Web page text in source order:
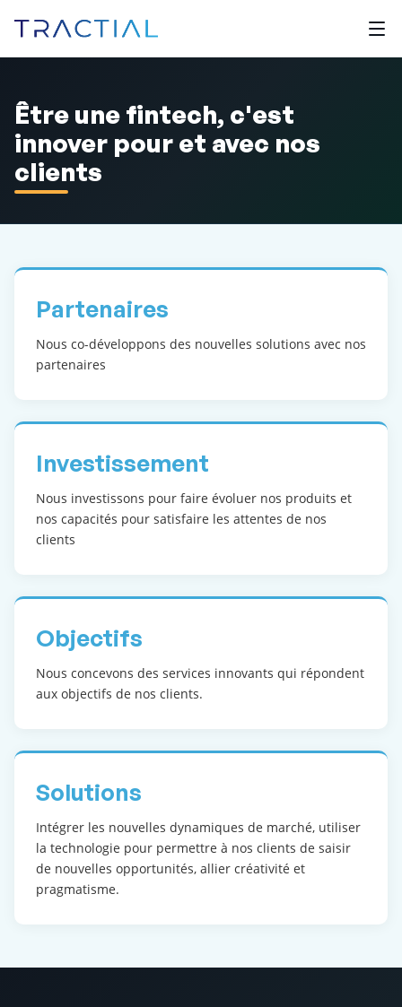
Être une fintech, c'est
innover pour et avec nos
clients
Partenaires
Nous co-développons des nouvelles solutions avec nos
partenaires
Investissement
Nous investissons pour faire évoluer nos produits et
nos capacités pour satisfaire les attentes de nos
clients
Objectifs
Nous concevons des services innovants qui répondent
aux objectifs de nos clients.
Solutions
Intégrer les nouvelles dynamiques de marché, utiliser
la technologie pour permettre à nos clients de saisir
de nouvelles opportunités, allier créativité et
pragmatisme.